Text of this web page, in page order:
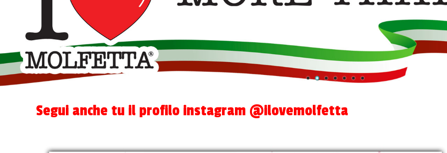
Segui anche tu il profilo instagram @ilovemolfetta